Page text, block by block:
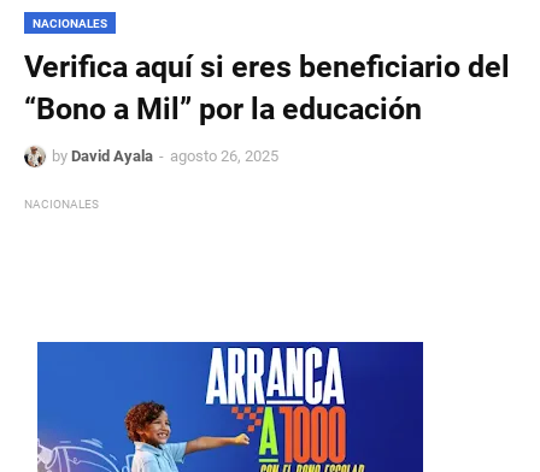
NACIONALES
Verifica aquí si eres beneficiario del
“Bono a Mil” por la educación
by David Ayala agosto 26, 2025
NACIONALES